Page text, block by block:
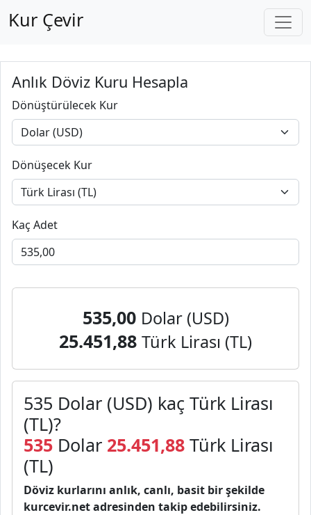
Kur Çevir
Anlık Döviz Kuru Hesapla
Dönüştürülecek Kur
Dönüşecek Kur
Kaç Adet
535,00 Dolar (USD)
25.451,88 Türk Lirası (TL)
535 Dolar (USD) kaç Türk Lirası
(TL)?
535 Dolar 25.451,88 Türk Lirası
(TL)
Döviz kurlarını anlık, canlı, basit bir şekilde
kurcevir.net adresinden takip edebilirsiniz.